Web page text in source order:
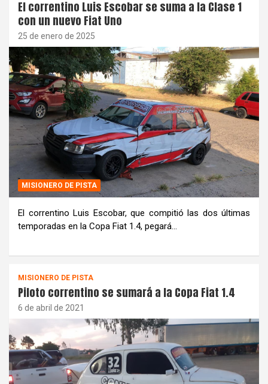
El correntino Luis Escobar se suma a la Clase 1
con un nuevo Fiat Uno
25 de enero de 2025
MISIONERO DE PISTA
El correntino Luis Escobar, que compitió las dos últimas
temporadas en la Copa Fiat 1.4, pegará…
MISIONERO DE PISTA
Piloto correntino se sumará a la Copa Fiat 1.4
6 de abril de 2021